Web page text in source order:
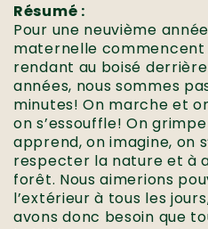
Résumé :
Pour une neuvième
maternelle commencent
rendant au boisé derrière
années, nous sommes
minutes! On marche et
on s’essouffle! On
apprend, on imagine, on
respecter la nature et à
forêt. Nous aimerions
l’extérieur à tous les
avons donc besoin que